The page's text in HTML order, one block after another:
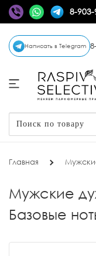
8-
Написать в Telegram
Главная
Мужские
Базовые